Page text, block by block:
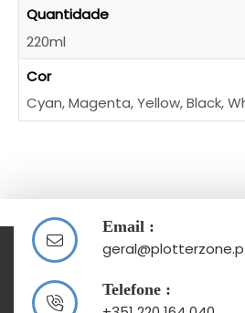
Quantidade
220ml
Cor
Cyan, Magenta, Yellow, Black,
Email :
Telefone :